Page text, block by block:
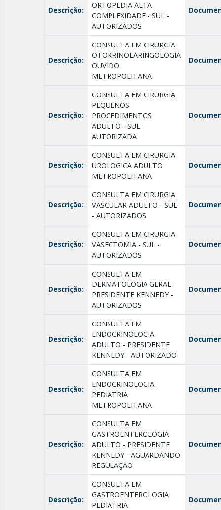
Descrição:
ORTOPEDIA ALTA
COMPLEXIDADE - SUL -
AUTORIZADOS
Descrição:
CONSULTA EM CIRURGIA
OTORRINOLARINGOLOGIA
OUVIDO
METROPOLITANA
Descrição:
CONSULTA EM CIRURGIA
PEQUENOS
PROCEDIMENTOS
ADULTO - SUL -
AUTORIZADA
Descrição:
CONSULTA EM CIRURGIA
UROLOGICA ADULTO
METROPOLITANA
Descrição:
CONSULTA EM CIRURGIA
VASCULAR ADULTO - SUL
- AUTORIZADOS
Descrição:
CONSULTA EM CIRURGIA
VASECTOMIA - SUL -
AUTORIZADOS
Descrição:
CONSULTA EM
DERMATOLOGIA GERAL-
PRESIDENTE KENNEDY -
AUTORIZADOS
Descrição:
CONSULTA EM
ENDOCRINOLOGIA
ADULTO - PRESIDENTE
KENNEDY - AUTORIZADO
Descrição:
CONSULTA EM
ENDOCRINOLOGIA
PEDIATRIA
METROPOLITANA
Descrição:
CONSULTA EM
GASTROENTEROLOGIA
ADULTO - PRESIDENTE
KENNEDY - AGUARDANDO
REGULAÇÃO
Descrição:
CONSULTA EM
GASTROENTEROLOGIA
PEDIATRIA